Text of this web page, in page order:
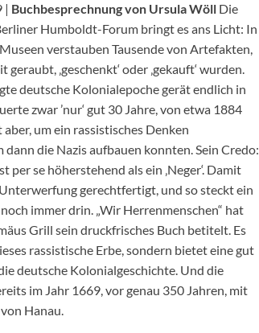
| Buchbesprechnung von Ursula Wöll Die
Humboldt-Forum bringt es ans Licht: In
verstauben Tausende von Artefakten,
‚geschenkt‘ oder ‚gekauft‘ wurden.
deutsche Kolonialepoche gerät endlich in
zwar ’nur‘ gut 30 Jahre, von etwa 1884
um ein rassistisches Denken
dann die Nazis aufbauen konnten. Sein Credo:
per se höherstehend als ein ‚Neger‘. Damit
gerechtfertigt, und so steckt ein
immer drin. „Wir Herrenmenschen“ hat
Grill sein druckfrisches Buch betitelt. Es
rassistische Erbe, sondern bietet eine gut
deutsche Kolonialgeschichte. Und die
im Jahr 1669, vor genau 350 Jahren, mit
Hanau.